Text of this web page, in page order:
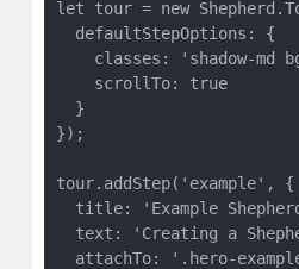
let tour = new
  defaultStepOptions: {
classes: 'shadow-md
    scrollTo: true
  }
});
tour.addStep('example', {
title: 'Example
text: 'Creating a
attachTo: '.hero-